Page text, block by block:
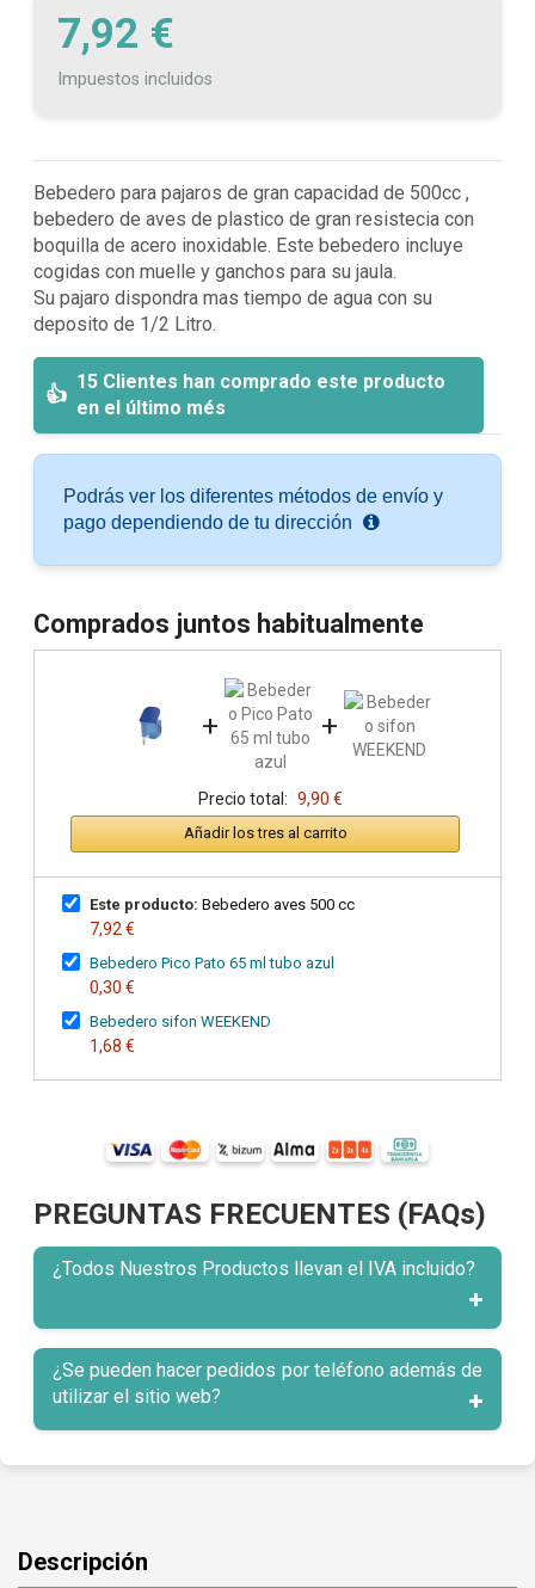
7,92 €
Impuestos incluidos
Bebedero para pajaros de gran capacidad de 500cc ,
bebedero de aves de plastico de gran resistecia con
boquilla de acero inoxidable. Este bebedero incluye
cogidas con muelle y ganchos para su jaula.
Su pajaro dispondra mas tiempo de agua con su
deposito de 1/2 Litro.
15 Clientes han comprado este producto
en el último més
Podrás ver los diferentes métodos de envío y
pago dependiendo de tu dirección
Comprados juntos habitualmente
+ +
Precio total: 9,90 €
Añadir los tres al carrito
Este producto: Bebedero aves 500 cc
7,92 €
Bebedero Pico Pato 65 ml tubo azul
0,30 €
Bebedero sifon WEEKEND
1,68 €
PREGUNTAS FRECUENTES (FAQs)
¿Todos Nuestros Productos llevan el IVA incluido?
¿Se pueden hacer pedidos por teléfono además de
utilizar el sitio web?
Descripción